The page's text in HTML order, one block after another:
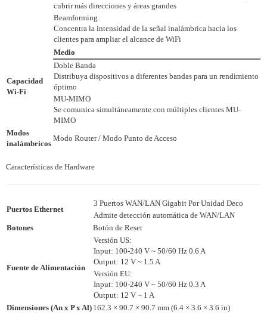
cubrir más direcciones y áreas grandes
Beamforming
Concentra la intensidad de la señal inalámbrica hacia los
clientes para ampliar el alcance de WiFi
Capacidad
Wi-Fi
Medio
Doble Banda
Distribuya dispositivos a diferentes bandas para un rendimiento
óptimo
MU-MIMO
Se comunica simultáneamente con múltiples clientes MU-
MIMO
Modos
inalámbricos
Modo Router / Modo Punto de Acceso
Características de Hardware
Puertos Ethernet
3 Puertos WAN/LAN Gigabit Por Unidad Deco
Admite detección automática de WAN/LAN
Botones
Botón de Reset
Fuente de Alimentación
Versión US:
Input: 100-240 V ~ 50/60 Hz 0.6 A
Output: 12 V ~ 1.5 A
Versión EU:
Input: 100-240 V ~ 50/60 Hz 0.3 A
Output: 12 V ~ 1 A
Dimensiones (An x P x Al) 162.3 × 90.7 × 90.7 mm (6.4 × 3.6 × 3.6 in)